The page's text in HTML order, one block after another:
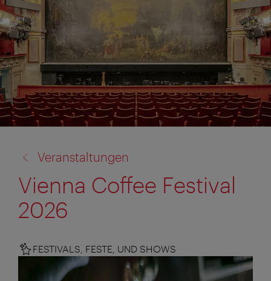
zu:
Veranstaltungen
Vienna Coffee Festival
2026
FESTIVALS, FESTE, UND SHOWS